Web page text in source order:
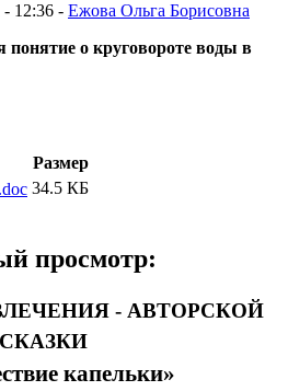
12:36 - Ежова Ольга Борисовна
понятие о круговороте воды в
Размер
34.5 КБ
просмотр:
- АВТОРСКОЙ
СКАЗКИ
капельки»